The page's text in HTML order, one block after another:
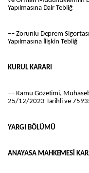
Yapılmasına Dair Tebliğ
–– Zorunlu Deprem
Yapılmasına İlişkin Tebliğ
KURUL KARARI
–– Kamu Gözetimi,
25/12/2023 Tarihli ve
YARGI BÖLÜMÜ
ANAYASA MAHKEMESİ